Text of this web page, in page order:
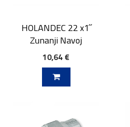
HOLANDEC 22 x1˝
Zunanji Navoj
10,64 €